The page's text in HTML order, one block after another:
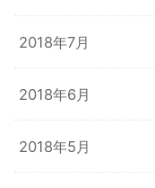
2018年7月
2018年6月
2018年5月